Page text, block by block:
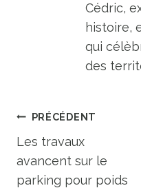
Cédric,
histoire,
qui
des
Navigation
de
l’article
PRÉCÉDENT
Les travaux
avancent sur le
parking pour poids